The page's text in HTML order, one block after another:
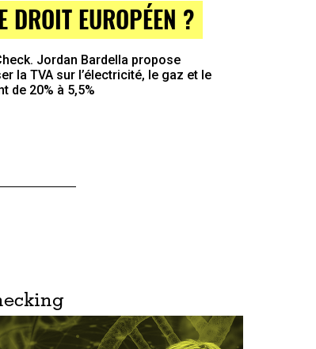
DROIT EUROPÉEN ?
Jordan Bardella propose
la TVA sur l’électricité, le gaz et le
de 20% à 5,5%